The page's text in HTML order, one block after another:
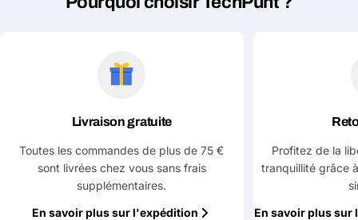
Partager
nom
Votre
Livraison gratuite
Toutes les commandes de plus de 75 €
sont livrées chez vous sans frais
supplémentaires.
En savoir plus sur l'expédition
Profitez de la
tranquillité grâce
En savoir plus sur